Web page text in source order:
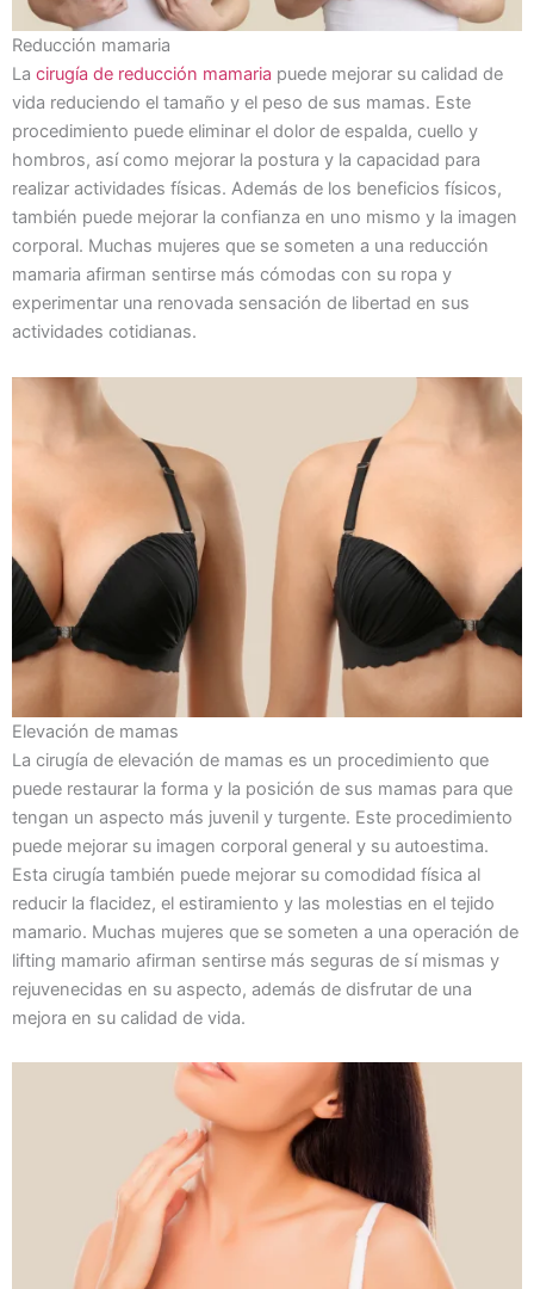
Reducción mamaria
La cirugía de reducción mamaria puede mejorar su calidad de
vida reduciendo el tamaño y el peso de sus mamas. Este
procedimiento puede eliminar el dolor de espalda, cuello y
hombros, así como mejorar la postura y la capacidad para
realizar actividades físicas. Además de los beneficios físicos,
también puede mejorar la confianza en uno mismo y la imagen
corporal. Muchas mujeres que se someten a una reducción
mamaria afirman sentirse más cómodas con su ropa y
experimentar una renovada sensación de libertad en sus
actividades cotidianas.
Elevación de mamas
La cirugía de elevación de mamas es un procedimiento que
puede restaurar la forma y la posición de sus mamas para que
tengan un aspecto más juvenil y turgente. Este procedimiento
puede mejorar su imagen corporal general y su autoestima.
Esta cirugía también puede mejorar su comodidad física al
reducir la flacidez, el estiramiento y las molestias en el tejido
mamario. Muchas mujeres que se someten a una operación de
lifting mamario afirman sentirse más seguras de sí mismas y
rejuvenecidas en su aspecto, además de disfrutar de una
mejora en su calidad de vida.